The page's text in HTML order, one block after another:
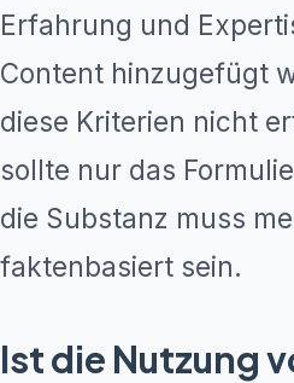
Erfahrung und
Content hinzugefügt
diese Kriterien nicht
sollte nur das
die Substanz muss
faktenbasiert sein.
Ist die Nutzung